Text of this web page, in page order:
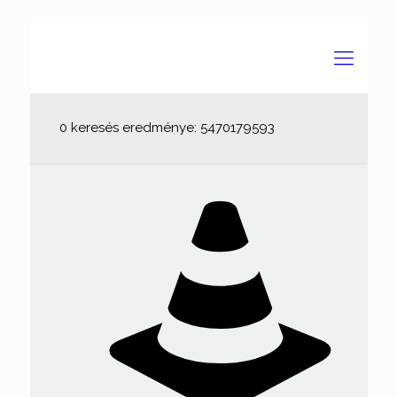
0 keresés eredménye: 5470179593